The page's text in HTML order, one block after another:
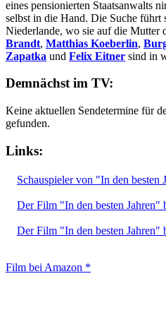
eines pensionierten Staatsanwalts
selbst in die Hand. Die Suche führt
Niederlande, wo sie auf die Mutter
Brandt, Matthias Koeberlin,
Zapatka und Felix Eitner sind in
Demnächst im TV:
Keine aktuellen Sendetermine für
gefunden.
Links:
Schauspieler von "In den besten
Der Film "In den besten Jahren"
Der Film "In den besten Jahren"
Film bei Amazon *